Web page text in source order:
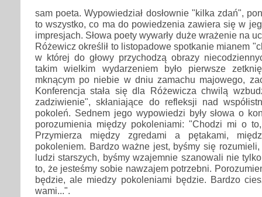
sam poeta. Wypowiedział dosłownie "kilka zdań",
to wszystko, co ma do powiedzenia zawiera się w
impresjach. Słowa poety wywarły duże wrażenie na
Różewicz określił to listopadowe spotkanie mianem
w której do głowy przychodzą obrazy
takim wielkim wydarzeniem było pierwsze
mknącym po niebie w dniu zamachu majowego,
Konferencja stała się dla Różewicza chwilą
zadziwienie", skłaniające do refleksji nad
pokoleń. Sednem jego wypowiedzi były słowa o
porozumienia między pokoleniami: "Chodzi mi o
Przymierza między zgredami a pętakami,
pokoleniem. Bardzo ważne jest, byśmy się
ludzi starszych, byśmy wzajemnie szanowali nie
to, że jesteśmy sobie nawzajem potrzebni.
będzie, ale miedzy pokoleniami będzie. Bardzo
wami...".